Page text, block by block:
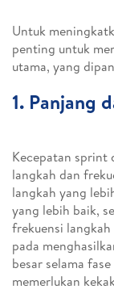
Untuk
penting untuk
utama, yang
1. Panjang
Kecepatan sprint
langkah dan
langkah yang
yang lebih baik,
frekuensi
pada
besar selama
memerlukan